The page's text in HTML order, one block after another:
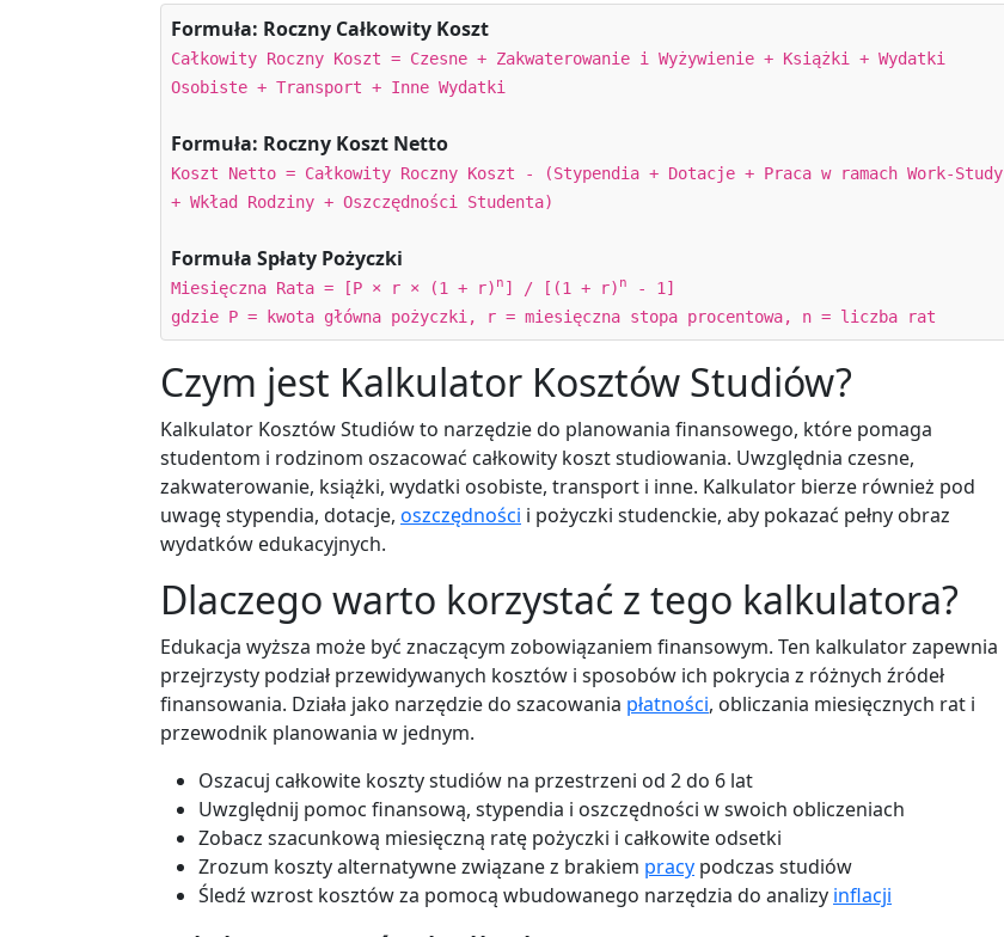
Formuła: Roczny Całkowity Koszt
Całkowity Roczny Koszt = Czesne + Zakwaterowanie i Wyżywienie + Książki + Wydatki
Osobiste + Transport + Inne Wydatki
Formuła: Roczny Koszt Netto
Koszt Netto = Całkowity Roczny Koszt - (Stypendia + Dotacje + Praca w ramach Work-Study
+ Wkład Rodziny + Oszczędności Studenta)
Formuła Spłaty Pożyczki
Miesięczna Rata = [P × r × (1 + r) n ] / [(1 + r) n
- 1]
gdzie P = kwota główna pożyczki, r = miesięczna stopa procentowa, n = liczba rat
Czym jest Kalkulator Kosztów Studiów?
Kalkulator Kosztów Studiów to narzędzie do planowania finansowego, które pomaga
studentom i rodzinom oszacować całkowity koszt studiowania. Uwzględnia czesne,
zakwaterowanie, książki, wydatki osobiste, transport i inne. Kalkulator bierze również pod
uwagę stypendia, dotacje, oszczędności i pożyczki studenckie, aby pokazać pełny obraz
wydatków edukacyjnych.
Dlaczego warto korzystać z tego kalkulatora?
Edukacja wyższa może być znaczącym zobowiązaniem finansowym. Ten kalkulator zapewnia
przejrzysty podział przewidywanych kosztów i sposobów ich pokrycia z różnych źródeł
finansowania. Działa jako narzędzie do szacowania płatności, obliczania miesięcznych rat i
przewodnik planowania w jednym.
Oszacuj całkowite koszty studiów na przestrzeni od 2 do 6 lat
Uwzględnij pomoc finansową, stypendia i oszczędności w swoich obliczeniach
Zobacz szacunkową miesięczną ratę pożyczki i całkowite odsetki
Zrozum koszty alternatywne związane z brakiem pracy podczas studiów
Śledź wzrost kosztów za pomocą wbudowanego narzędzia do analizy inflacji